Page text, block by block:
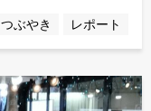
つぶやき レポート